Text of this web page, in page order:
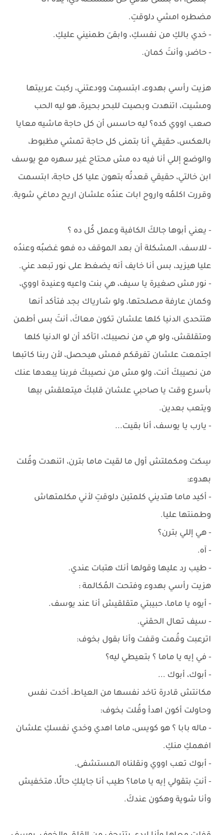
مضطره امشي دلوقتِ.
- خدي بالكِ من نفسكِ، وابقىَ طمنيني عليكِ.
- حاضر، وأنتَ كمان.
هزيت رأسي بهدوء، ابتسمِت وودعتني، ركبت عربيتها
ومشيت، اتنهدت وبصيت للبحر بحيرة، هو ليه الحب
صعب اووي كده؟ ليه حاسس أن كل حاجة ماشيه معايا
بالعكس، حقيقي أنا بتمنى كل حاجة تمشي مظبوط،
والوضع إللي أنا فيه ده مش محتاج غير سهره مع يوسف
ابن خالتي، حقيقي قعدتُه بتهون عليا كل حاجة، ابتسمت
وقررت اكلمُه واروح ابات عندُه علشان اريح دماغي شوية.
- يعني أبوها جالكَ الكافية وعمل كُل ده ؟
- للاسف، المشكلة أن بعد الموقف ده فهو غضبُه وعندُه
عليا هيزيد، بس أنا خايف أنه يضغط على نور تبعد عني.
- نور مش صغيرة يا سيف، هي بنت واعيه وعنيدة اووي،
وكمان عارفة مصلحتها، ولو شارياك بجد فتأكد أنها
هتتحدى الدنيا كلها علشان تكون معاكَ، أنتَ بس أطمن
ومتقلقش، ولو هي من نصيبك، اتأكد أن لو الدنيا كلها
اجتمعت علشان تفرقكم فمش هيحصل، لأن ربنا كاتبها
من نصيبكَ أنت، ولو مش من نصيبكَ فربنا يبعدها عنك
بأسرع وقت يا صاحبي علشان قلبكَ ميتعلقش بيها
ويتعب بعدين.
- يارب يا يوسف، أنا بقيت...
سِكت ومكملتش أول ما لقيت ماما بترن، اتنهدت وقُلت
بهدوء:
- أكيد ماما هتديني كلمتين دلوقتِ لأني مكلمتهاش
وطمنتها عليا.
- هي إللي بترن؟
- آه.
- طيب رد عليها وقولها أنك هتبات عندي.
هزيت رأسي بهدوء وفتحت المُكالمة :
- أيوه يا ماما، حبيبتي متقلقيش أنا عند يوسف.
- سيف تعال الحقني.
اترعبت وقُمت وقفت وأنا بقول بخوف:
- في إيه يا ماما ؟ بتعيطي ليه؟
- أبوك، أبوك ...
مكانتش قادرة تاخد نفسها من العياط، أخدت نفس
وحاولت أكون اهدأ وقُلت بخوف:
- ماله بابا ؟ هو كويس، ماما اهدي وخدي نفسكِ علشان
افهمكِ منكِ.
- أبوك تعب اووي ونقلناه المستشفى.
- أنتِ بتقولي إيه يا ماما؟ طيب أنا جايلكِ حالًا، متخفيش
وأنا شوية وهكون عندكَ.